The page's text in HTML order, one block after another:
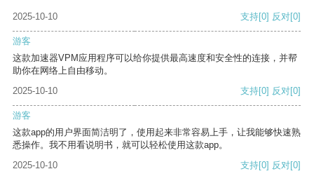
2025-10-10 支持[0] 反对[0]
游客
这款加速器VPM应用程序可以给你提供最高速度和安全性的连接，并帮
助你在网络上自由移动。
2025-10-10
支持[0] 反对[0]
游客
这款app的用户界面简洁明了，使用起来非常容易上手，让我能够快速熟
悉操作。我不用看说明书，就可以轻松使用这款app。
2025-10-10
支持[0] 反对[0]